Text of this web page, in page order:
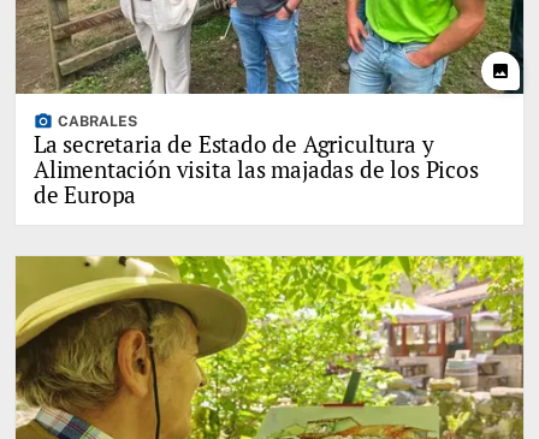
photo
photo_camera CABRALES
La secretaria de Estado de Agricultura y
Alimentación visita las majadas de los Picos
de Europa